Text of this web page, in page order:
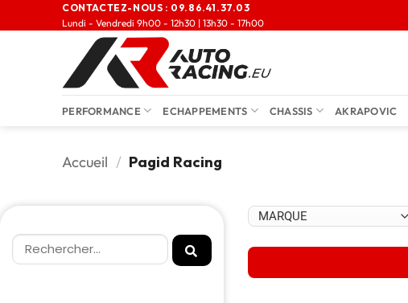
CONTACTEZ-NOUS : 09.86.41.37.03
Lundi - Vendredi 9h00 - 12h30 | 13h30 - 17h00
PERFORMANCE ECHAPPEMENTS CHASSIS AKRAPOVIC
Accueil / Pagid Racing